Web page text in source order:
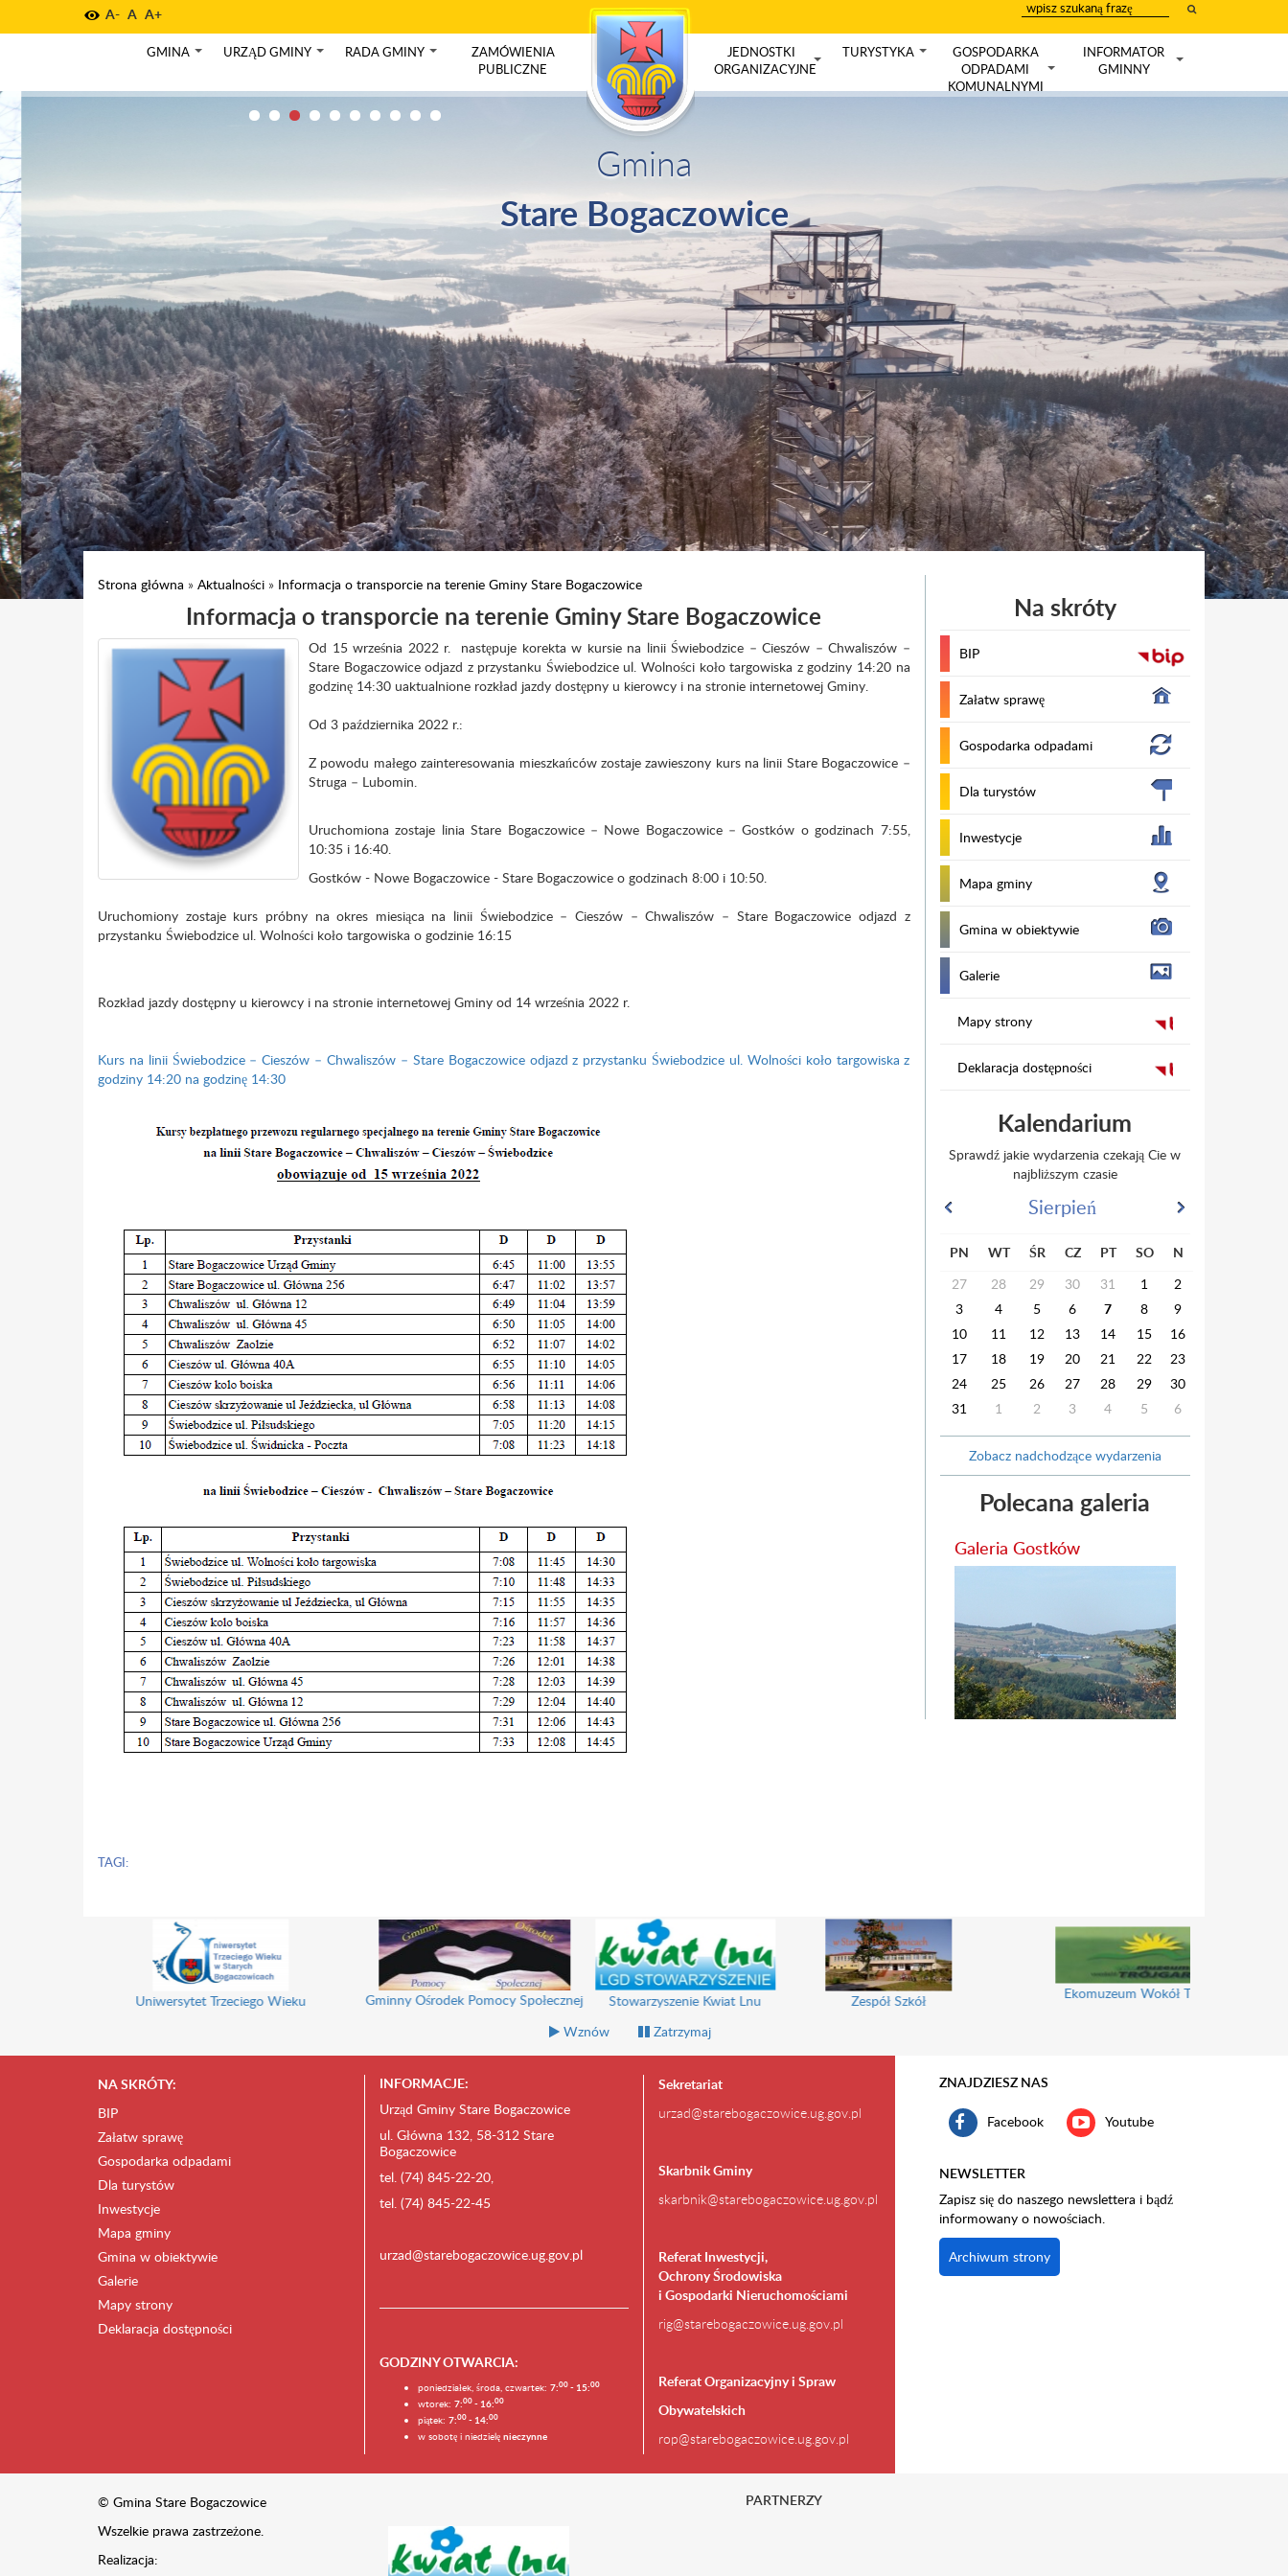
A- A A+
wpisz
szukany
tekst
GMINA URZĄD GMINY RADA GMINY
ZAMÓWIENIA
PUBLICZNE
JEDNOSTKI
ORGANIZACYJNE
TURYSTYKA
GOSPODARKA
ODPADAMI
KOMUNALNYMI
INFORMATOR
GMINNY
Gmina
Stare Bogaczowice
Strona główna » Aktualności » Informacja o transporcie na terenie Gminy Stare Bogaczowice
Informacja o transporcie na terenie Gminy Stare Bogaczowice
Od 15 września 2022 r. następuje korekta w kursie na linii Świebodzice – Cieszów – Chwaliszów –
Stare Bogaczowice odjazd z przystanku Świebodzice ul. Wolności koło targowiska z godziny 14:20 na
godzinę 14:30 uaktualnione rozkład jazdy dostępny u kierowcy i na stronie internetowej Gminy.
Od 3 października 2022 r.:
Z powodu małego zainteresowania mieszkańców zostaje zawieszony kurs na linii Stare Bogaczowice –
Struga – Lubomin.
Uruchomiona zostaje linia Stare Bogaczowice – Nowe Bogaczowice – Gostków o godzinach 7:55,
10:35 i 16:40.
Gostków - Nowe Bogaczowice - Stare Bogaczowice o godzinach 8:00 i 10:50.
Uruchomiony zostaje kurs próbny na okres miesiąca na linii Świebodzice – Cieszów – Chwaliszów – Stare Bogaczowice odjazd z
przystanku Świebodzice ul. Wolności koło targowiska o godzinie 16:15
Rozkład jazdy dostępny u kierowcy i na stronie internetowej Gminy od 14 września 2022 r.
Kurs na linii Świebodzice – Cieszów – Chwaliszów – Stare Bogaczowice odjazd z przystanku Świebodzice ul. Wolności koło targowiska z
godziny 14:20 na godzinę 14:30
TAGI:
Na skróty
BIP
Załatw sprawę
Gospodarka odpadami
Dla turystów
Inwestycje
Mapa gminy
Gmina w obiektywie
Galerie
Mapy strony
Deklaracja dostępności
Kalendarium
Sprawdź jakie wydarzenia czekają Cie w
najbliższym czasie
Sierpień
PN WT ŚR CZ PT SO
N
27
28 29 30 31 1
2
3
4 5 6 7 8
9
10
11 12 13 14 15
16
17
18 19 20 21 22
23
24
25 26 27 28 29
30
31
1 2 3 4 5 6
Zobacz nadchodzące wydarzenia
Polecana galeria
Galeria Gostków
Uniwersytet Trzeciego Wieku Gminny Ośrodek Pomocy Społecznej Stowarzyszenie Kwiat Lnu Zespół Szkół Ekomuzeum Wokół Trójgarbu
Wznów Zatrzymaj
NA SKRÓTY:
BIP
Załatw sprawę
Gospodarka odpadami
Dla turystów
Inwestycje
Mapa gminy
Gmina w obiektywie
Galerie
Mapy strony
Deklaracja dostępności
INFORMACJE:
Urząd Gminy Stare Bogaczowice
ul. Główna 132, 58-312 Stare
Bogaczowice
tel. (74) 845-22-20,
tel. (74) 845-22-45
urzad@starebogaczowice.ug.gov.pl
GODZINY OTWARCIA:
poniedziałek, środa, czwartek: 7:00- 15:00
wtorek: 7:00- 16:00
piątek: 7:00- 14:00
w sobotę i niedzielę nieczynne
Sekretariat
urzad@starebogaczowice.ug.gov.pl
Skarbnik Gminy
skarbnik@starebogaczowice.ug.gov.pl
Referat Inwestycji,
Ochrony Środowiska
i Gospodarki Nieruchomościami
rig@starebogaczowice.ug.gov.pl
Referat Organizacyjny i Spraw
Obywatelskich
rop@starebogaczowice.ug.gov.pl
ZNAJDZIESZ NAS
Facebook Youtube
NEWSLETTER
Zapisz się do naszego newslettera i bądź
informowany o nowościach.
Archiwum strony
© Gmina Stare Bogaczowice
Wszelkie prawa zastrzeżone.
Realizacja:
PARTNERZY